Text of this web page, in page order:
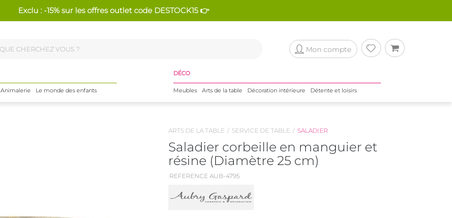
Exclu : -15% sur les offres outlet code DESTOCK15 👉
Mon compte
Animalerie Le monde des enfants
DÉCO
Meubles Arts de la table Décoration intérieure Détente et loisirs
ARTS DE LA TABLE SERVICE DE TABLE SALADIER
Saladier corbeille en manguier et
résine (Diamètre 25 cm)
REFERENCE AUB-4795